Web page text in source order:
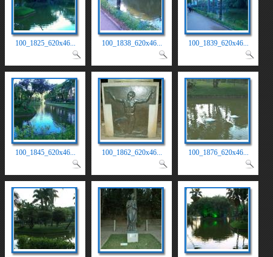
100_1825_620x46... 100_1838_620x46... 100_1839_620x46...
100_1845_620x46... 100_1862_620x46... 100_1876_620x46...